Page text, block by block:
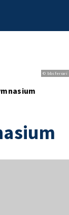
© bbsferrari